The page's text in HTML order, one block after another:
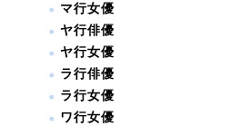
マ行女優
ヤ行俳優
ヤ行女優
ラ行俳優
ラ行女優
ワ行女優